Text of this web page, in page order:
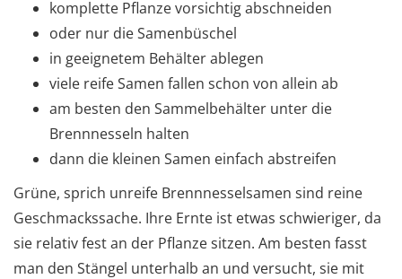
komplette Pflanze vorsichtig abschneiden
oder nur die Samenbüschel
in geeignetem Behälter ablegen
viele reife Samen fallen schon von allein ab
am besten den Sammelbehälter unter die
Brennnesseln halten
dann die kleinen Samen einfach abstreifen
Grüne, sprich unreife Brennnesselsamen sind reine
Geschmackssache. Ihre Ernte ist etwas schwieriger, da
sie relativ fest an der Pflanze sitzen. Am besten fasst
man den Stängel unterhalb an und versucht, sie mit